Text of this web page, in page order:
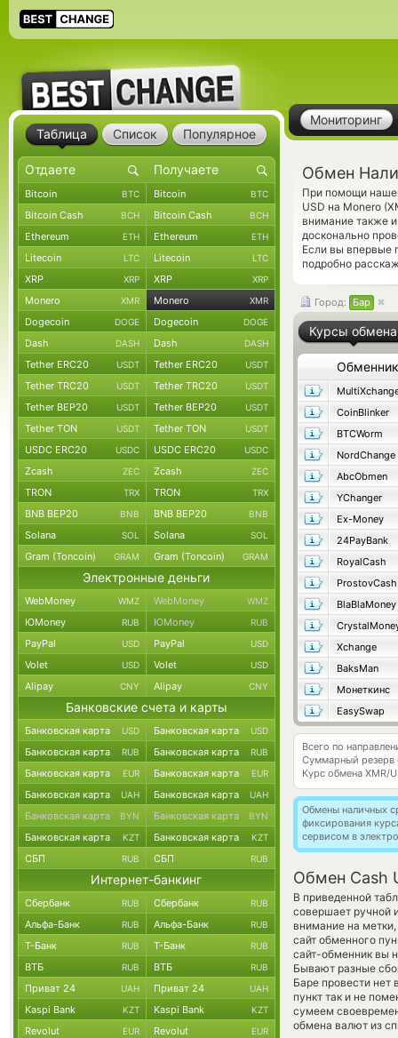
Мониторинг
Обмен
При помощи
USD на Monero
внимание также
досконально
Если вы впервые
подробно
Город: Бар
Курсы обмена
Обменник
CoinBlinker
BTCWorm
NordChange
AbcObmen
YChanger
Ex-Money
24PayBank
RoyalCash
ProstovCash
BlaBlaMoney
Xchange
BaksMan
Монеткинс
EasySwap
Всего по
Суммарный резерв
Курс обмена XMR/
Обмены наличных
фиксирования
сервисом в
Обмен Cash
В приведенной
совершает ручной
внимание на
сайт обменного
сайт-обменник вы
Бывают разные
Баре провести
пункт так и не
сумеем
обмена валют из
Таблица Список Популярное
Bitcoin BTC Bitcoin BTC
Bitcoin Cash BCH Bitcoin Cash BCH
Ethereum ETH Ethereum ETH
Litecoin LTC Litecoin LTC
XRP XRP XRP XRP
Monero XMR Monero XMR
Dogecoin DOGE Dogecoin DOGE
Dash DASH Dash DASH
Tether ERC20 USDT Tether ERC20 USDT
Tether TRC20 USDT Tether TRC20 USDT
Tether BEP20 USDT Tether BEP20 USDT
Tether TON USDT Tether TON USDT
USDC ERC20 USDC USDC ERC20 USDC
Zcash ZEC Zcash ZEC
TRON TRX TRON TRX
BNB BEP20 BNB BNB BEP20 BNB
Solana SOL Solana SOL
Gram (Toncoin) GRAM Gram (Toncoin) GRAM
Электронные деньги
WebMoney WMZ WebMoney WMZ
ЮMoney RUB ЮMoney RUB
PayPal USD PayPal USD
Volet USD Volet USD
Alipay CNY Alipay CNY
Банковские счета и карты
Банковская карта USD Банковская карта USD
Банковская карта RUB Банковская карта RUB
Банковская карта EUR Банковская карта EUR
Банковская карта UAH Банковская карта UAH
Банковская карта BYN Банковская карта BYN
Банковская карта KZT Банковская карта KZT
СБП RUB СБП RUB
Интернет-банкинг
Сбербанк RUB Сбербанк RUB
Альфа-Банк RUB Альфа-Банк RUB
Т-Банк RUB Т-Банк RUB
ВТБ RUB ВТБ RUB
Приват 24 UAH Приват 24 UAH
Kaspi Bank KZT Kaspi Bank KZT
Revolut EUR Revolut EUR